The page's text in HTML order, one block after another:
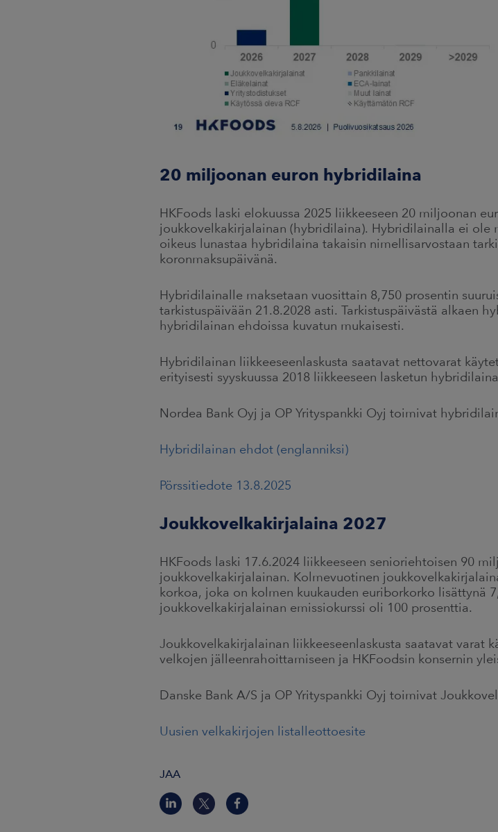
20 miljoonan euron hybridilaina
HKFoods laski elokuussa 2025 liikkeeseen 20 miljoonan
joukkovelkakirjalainan (hybridilaina). Hybridilainalla ei ole
oikeus lunastaa hybridilaina takaisin nimellisarvostaan
koronmaksupäivänä.
Hybridilainalle maksetaan vuosittain 8,750 prosentin
tarkistuspäivään 21.8.2028 asti. Tarkistuspäivästä alkaen
hybridilainan ehdoissa kuvatun mukaisesti.
Hybridilainan liikkeeseenlaskusta saatavat nettovarat
erityisesti syyskuussa 2018 liikkeeseen lasketun
Nordea Bank Oyj ja OP Yrityspankki Oyj toimivat
Hybridilainan ehdot (englanniksi)
Pörssitiedote 13.8.2025
Joukkovelkakirjalaina 2027
HKFoods laski 17.6.2024 liikkeeseen senioriehtoisen 90
joukkovelkakirjalainan. Kolmevuotinen
korkoa, joka on kolmen kuukauden euriborkorko lisättynä
joukkovelkakirjalainan emissiokurssi oli 100 prosenttia.
Joukkovelkakirjalainan liikkeeseenlaskusta saatavat varat
velkojen jälleenrahoittamiseen ja HKFoodsin konsernin
Danske Bank A/S ja OP Yrityspankki Oyj toimivat
Uusien velkakirjojen listalleottoesite
JAA